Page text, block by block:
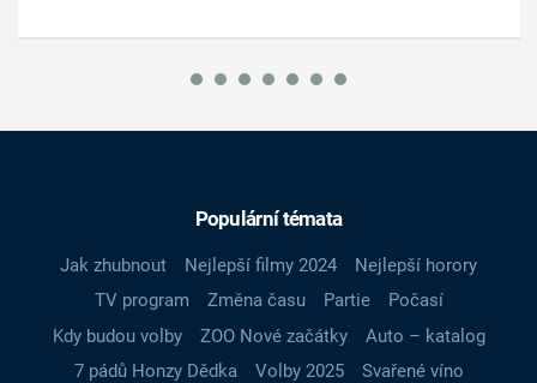
Populární témata
Jak zhubnout Nejlepší filmy 2024
Nejlepší horory
TV program
Změna času Partie
Počasí
Kdy budou volby
ZOO Nové začátky
Auto – katalog
7 pádů Honzy Dědka
Volby 2025
Svařené víno